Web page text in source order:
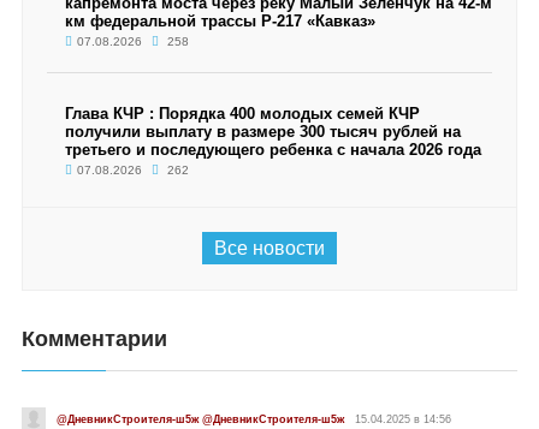
км федеральной трассы Р-217 «Кавказ»
07.08.2026 258
Глава КЧР : Порядка 400 молодых семей КЧР
получили выплату в размере 300 тысяч рублей на
третьего и последующего ребенка с начала 2026 года
07.08.2026 262
Все новости
Комментарии
@ДневникСтроителя-ш5ж @ДневникСтроителя-ш5ж 15.04.2025 в 14:56